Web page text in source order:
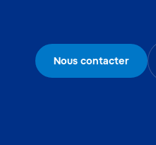
Nous contacter